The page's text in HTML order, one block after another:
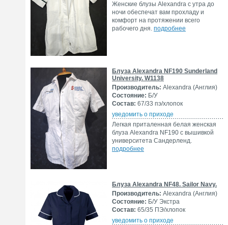
Женские блузы Alexandra с утра до
ночи обеспечат вам прохладу и
комфорт на протяжении всего
рабочего дня. подробнее
Блуза Alexandra NF190 Sunderland
University. W1138
Производитель: Alexandra (Англия)
Состояние: Б/У
Состав: 67/33 пэ/хлопок
уведомить о приходе
Легкая приталенная белая женская
блуза Alexandra NF190 с вышивкой
университета Сандерленд.
подробнее
Блуза Alexandra NF48. Sailor Navy.
Производитель: Alexandra (Англия)
Состояние: Б/У Экстра
Состав: 65/35 ПЭ/хлопок
уведомить о приходе